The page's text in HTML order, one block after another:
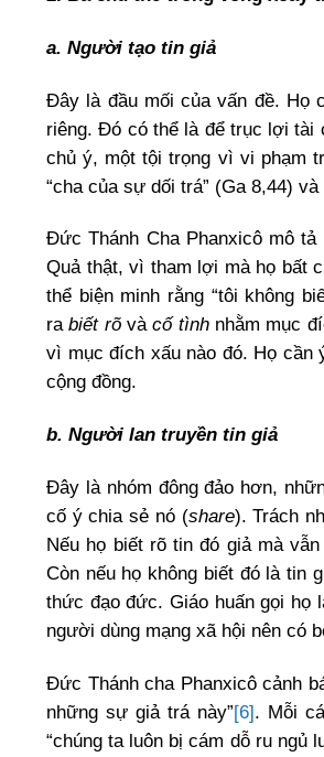
a. Người tạo tin giả
Đây là đầu mối của vấn đề. Họ
riêng. Đó có thể là để trục lợi tài
chủ ý, một tội trọng vì vi phạm
“cha của sự dối trá” (Ga 8,44)
Đức Thánh Cha Phanxicô mô
Quả thật, vì tham lợi mà họ bất
thể biện minh rằng “tôi không
rabiết rõvàcố tìnhnhằm mục
vì mục đích xấu nào đó. Họ cần
cộng đồng.
b. Người lan truyền tin giả
Đây là nhóm đông đảo hơn,
cố ý chia sẻ nó (share). Trách
Nếu họ biết rõ tin đó giả mà
Còn nếu họ không biết đó là tin
thức đạo đức. Giáo huấn gọi họ
người dùng mạng xã hội nên có
Đức Thánh cha Phanxicô cảnh
những sự giả trá này”[6]. Mỗi
“chúng ta luôn bị cám dỗ ru ngủ